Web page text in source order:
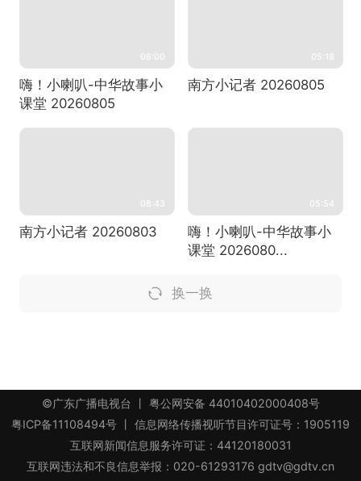
06:00
嗨！小喇叭-中华故事小
课堂 20260805
05:18
南方小记者 20260805
08:43
南方小记者 20260803
05:54
嗨！小喇叭-中华故事小
课堂 2026080...
换一换
©广东广播电视台 丨 粤公网安备 44010402000408号
粤ICP备11108494号 丨 信息网络传播视听节目许可证号：1905119
互联网新闻信息服务许可证：44120180031
互联网违法和不良信息举报：020-61293176 gdtv@gdtv.cn